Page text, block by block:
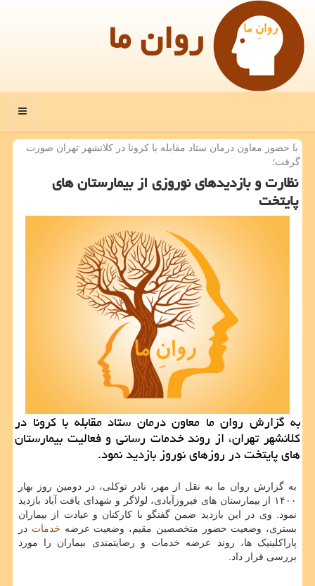
روان ما
منو
با حضور معاون درمان ستاد مقابله با كرونا در كلانشهر تهران صورت
گرفت؛
نظارت و بازدیدهای نوروزی از بیمارستان های
پایتخت
به گزارش روان ما معاون درمان ستاد مقابله با کرونا در
کلانشهر تهران، از روند خدمات رسانی و فعالیت بیمارستان
های پایتخت در روزهای نوروز بازدید نمود.
به گزارش روان ما به نقل از مهر، نادر توکلی، در دومین روز بهار
۱۴۰۰ از بیمارستان های فیروزآبادی، لولاگر و شهدای یافت آباد بازدید
نمود. وی در این بازدید ضمن گفتگو با کارکنان و عیادت از بیماران
بستری، وضعیت حضور متخصصین مقیم، وضعیت عرضه خدمات در
پاراکلینیک ها، روند عرضه خدمات و رضایتمندی بیماران را مورد
بررسی قرار داد.